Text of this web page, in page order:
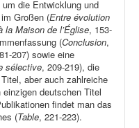
die Entwicklung und
Großen (Entre évolution
la Maison de l’Église, 153-
(Conclusion,
207) sowie eine
sélective, 209-219), die
aber auch zahlreiche
deutschen Titel
findet man das
(Table, 221-223).